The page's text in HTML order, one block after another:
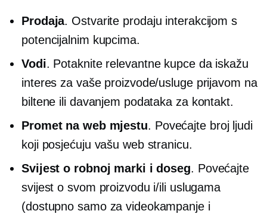
Prodaja. Ostvarite prodaju interakcijom s
potencijalnim kupcima.
Vodi. Potaknite relevantne kupce da iskažu
interes za vaše proizvode/usluge prijavom na
biltene ili davanjem podataka za kontakt.
Promet na web mjestu. Povećajte broj ljudi
koji posjećuju vašu web stranicu.
Svijest o robnoj marki i doseg. Povećajte
svijest o svom proizvodu i/ili uslugama
(dostupno samo za videokampanje i